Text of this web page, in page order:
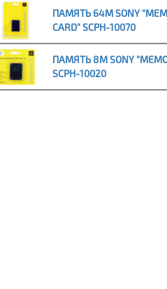
ПАМЯТЬ 64M SONY
CARD" SCPH-10070
ПАМЯТЬ 8M SONY
SCPH-10020